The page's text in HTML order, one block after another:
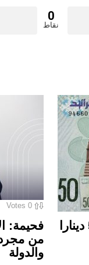
0
نقاط
بعد أكثر من عام على سحبها.. الـ50 دينارا
0
Votes
فحيمة:
من
والدولة